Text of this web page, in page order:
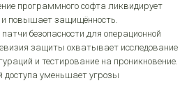
программного софта ликвидирует
повышает защищённость.
безопасности для операционной
защиты охватывает исследование
и тестирование на проникновение.
доступа уменьшает угрозы